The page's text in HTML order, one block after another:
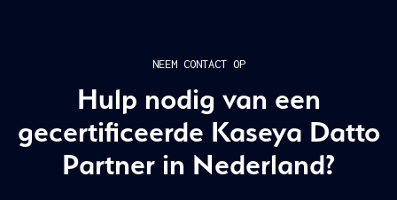
NEEM CONTACT OP
Hulp nodig van een
gecertificeerde Kaseya Datto
Partner in Nederland?